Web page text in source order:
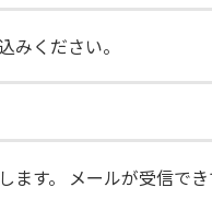
みください。
ます。 メールが受信で